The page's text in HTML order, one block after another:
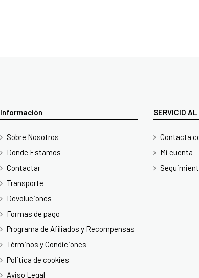
Información
Sobre Nosotros
Donde Estamos
Contactar
Transporte
Devoluciones
Formas de pago
Programa de Afiliados y Recompensas
Términos y Condiciones
Politica de cookies
Aviso Legal
SERVICIO
Contacta
Mi cuenta